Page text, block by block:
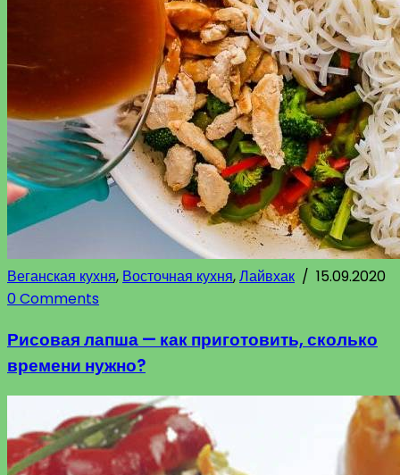
Веганская кухня, Восточная кухня,Лайвхак / 15.09.2020
0 Comments
Рисовая лапша — как приготовить, сколько
времени нужно?